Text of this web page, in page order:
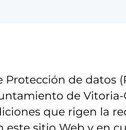
de datos
de Vitoria-
que rigen la